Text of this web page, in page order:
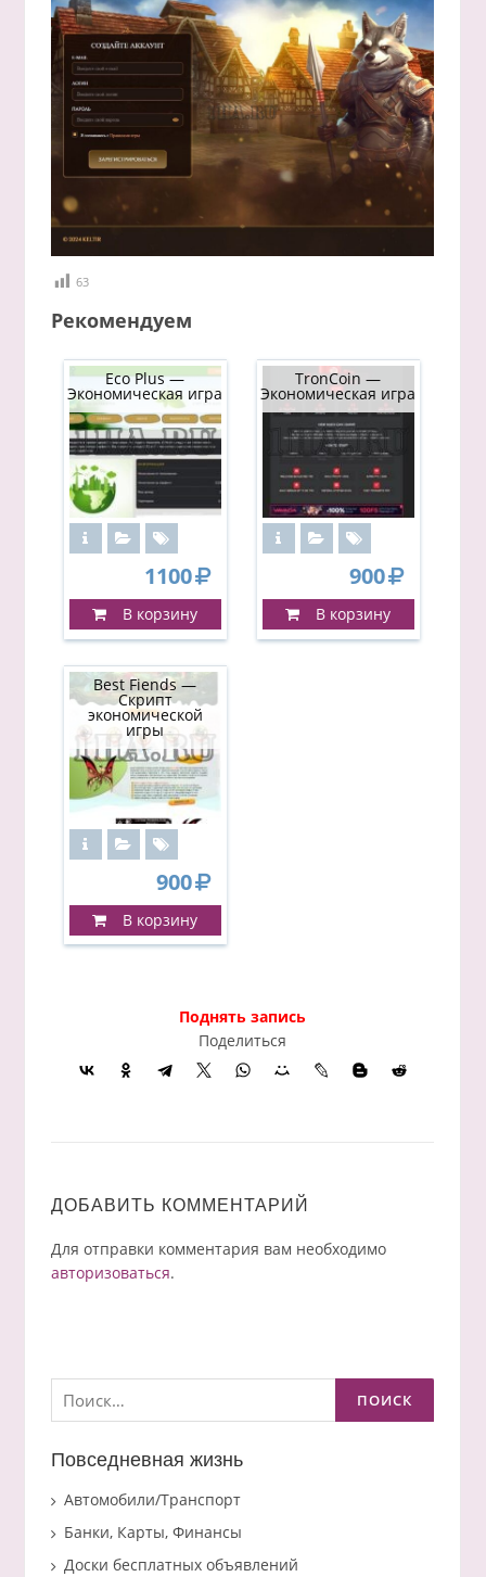
63
Рекомендуем
Eco Plus —
Экономическая игра
1100
В корзину
TronCoin —
Экономическая игра
900
В корзину
Best Fiends —
Скрипт
экономической
игры
900
В корзину
Поднять запись
Поделиться
ДОБАВИТЬ КОММЕНТАРИЙ
Для отправки комментария вам необходимо
авторизоваться.
Найти:
Повседневная жизнь
Автомобили/Транспорт
Банки, Карты, Финансы
Доски бесплатных объявлений